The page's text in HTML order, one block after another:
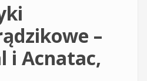
–
i Acnatac,